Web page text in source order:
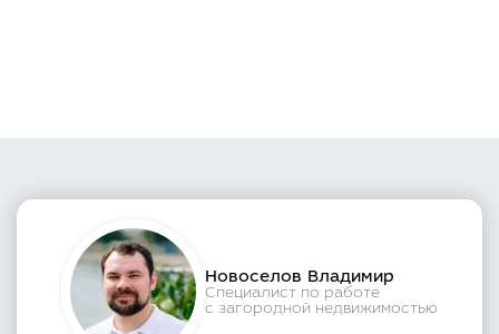
Новоселов Владимир
Специалист по работе
с загородной недвижимостью